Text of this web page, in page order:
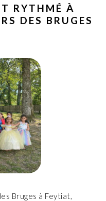
RYTHMÉ À
DES BRUGES
Bruges à Feytiat,